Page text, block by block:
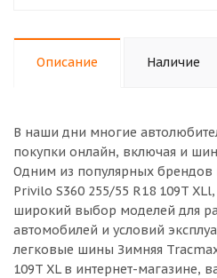
Описание Наличие
В наши дни многие
покупки онлайн, включая и
Одним из популярных брендов
Privilo S360 255/55 R18 109T
широкий выбор моделей для
автомобилей и условий
легковые шины Зимняя
109T XL в интернет-магазине,